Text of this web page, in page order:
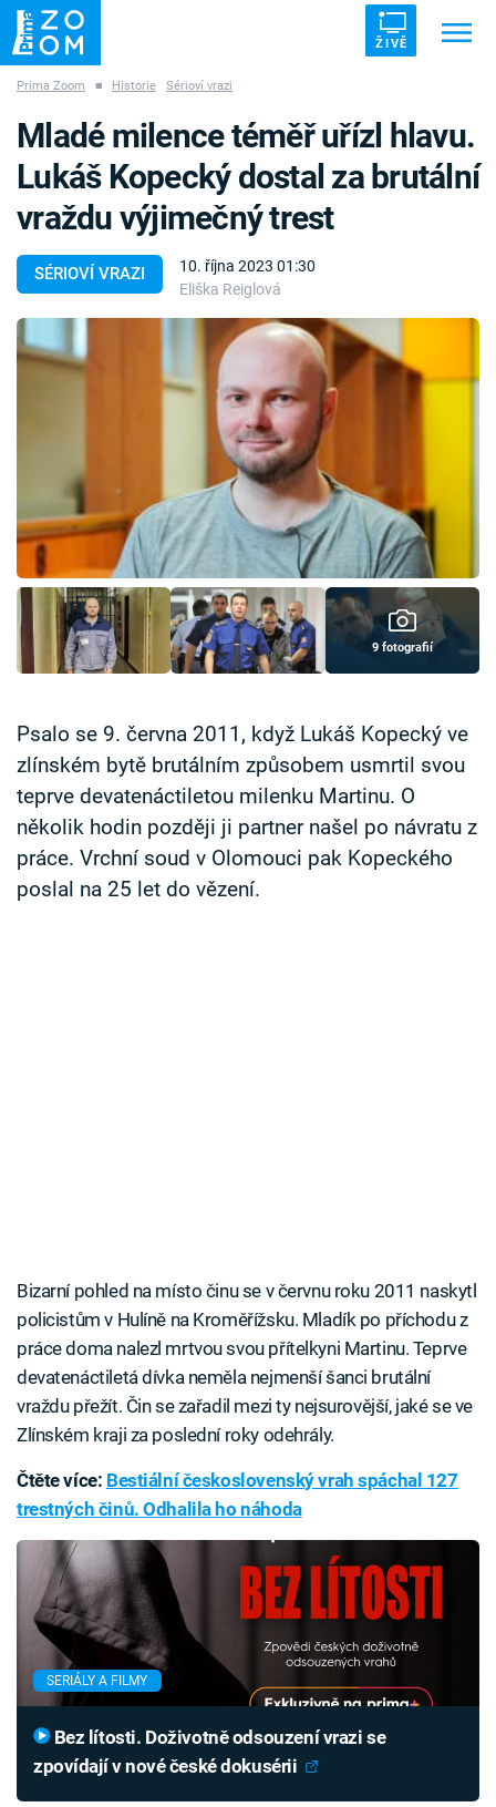
ŽIVĚ
ZÁHADY VETŘELCI DÁVNOVĚKU
Témata
Témata
Časopis
Sledujte prima+
Přihlášení
Sledujte nás
Prima Zoom ■ Historie Sérioví vrazi
SÉRIOVÍ VRAZI
10. října 2023 01:30
Eliška Reiglová
Mladé milence téměř uřízl hlavu.
Lukáš Kopecký dostal za brutální
vraždu výjimečný trest
9 fotografií
Psalo se 9. června 2011, když Lukáš Kopecký ve
zlínském bytě brutálním způsobem usmrtil svou
teprve devatenáctiletou milenku Martinu. O
několik hodin později ji partner našel po návratu z
práce. Vrchní soud v Olomouci pak Kopeckého
poslal na 25 let do vězení.
Bizarní pohled na místo činu se v červnu roku 2011 naskytl
policistům v Hulíně na Kroměřížsku. Mladík po příchodu z
práce doma nalezl mrtvou svou přítelkyni Martinu. Teprve
devatenáctiletá dívka neměla nejmenší šanci brutální
vraždu přežít. Čin se zařadil mezi ty nejsurovější, jaké se ve
Zlínském kraji za poslední roky odehrály.
Čtěte více: Bestiální československý vrah spáchal 127
trestných činů. Odhalila ho náhoda
SERIÁLY A FILMY
zpovídají v nové české dokusérii